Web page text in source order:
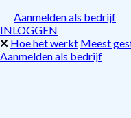
Aanmelden als bedrijf
INLOGGEN
Hoe het werkt Meest
Aanmelden als bedrijf